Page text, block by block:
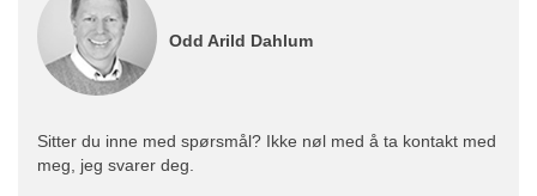
Odd Arild Dahlum
Sitter du inne med spørsmål? Ikke nøl med å ta kontakt med
meg, jeg svarer deg.